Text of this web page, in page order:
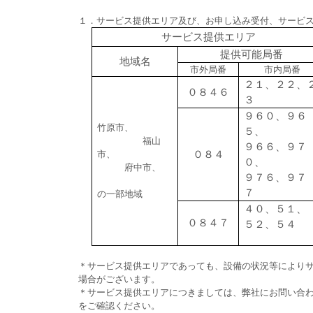
１．サービス提供エリア及び、お申し込み受付、サービ
サービス提供エリア
地域名
提供可能局番
市外局番 市内局番
竹原市、
福山
市、
府中市、
の一部地域
０８４６
２１、２２、
３
０８４
９６０、９６
５、
９６６、９７
０、
９７６、９７
７
０８４７
４０、５１、
５２、５４
＊サービス提供エリアであっても、設備の状況等によ
場合がございます。
＊サービス提供エリアにつきましては、弊社にお問い合
をご確認ください。